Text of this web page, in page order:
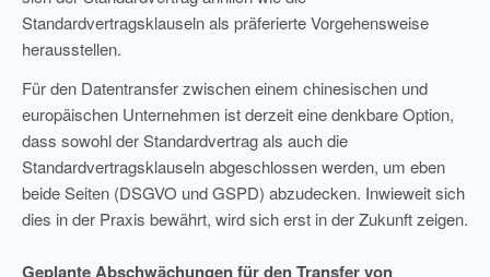
Standardvertragsklauseln als präferierte Vorgehensweise
herausstellen.
Für den Datentransfer zwischen einem chinesischen und
europäischen Unternehmen ist derzeit eine denkbare Option,
dass sowohl der Standardvertrag als auch die
Standardvertragsklauseln abgeschlossen werden, um eben
beide Seiten (DSGVO und GSPD) abzudecken. Inwieweit sich
dies in der Praxis bewährt, wird sich erst in der Zukunft zeigen.
Geplante Abschwächungen für den Transfer von